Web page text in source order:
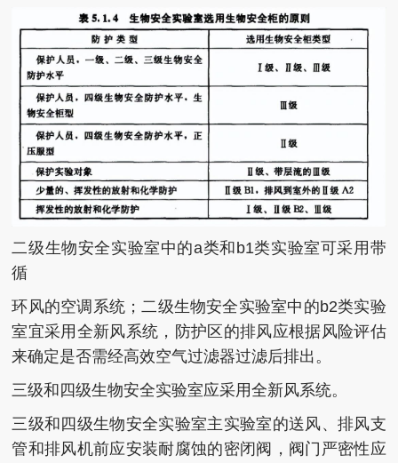
二级生物安全实验室中的a类和b1类实验室可采用带
循
环风的空调系统；二级生物安全实验室中的b2类实验
室宜采用全新风系统，防护区的排风应根据风险评估
来确定是否需经高效空气过滤器过滤后排出。
三级和四级生物安全实验室应采用全新风系统。
三级和四级生物安全实验室主实验室的送风、排风支
管和排风机前应安装耐腐蚀的密闭阀，阀门严密性应